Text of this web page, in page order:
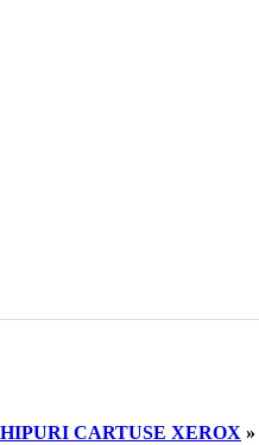
CARTUSE XEROX »